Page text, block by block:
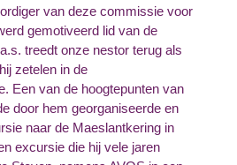
van deze commissie voor
gemotiveerd lid van de
treedt onze nestor terug als
zetelen in de
Een van de hoogtepunten van
door hem georganiseerde en
naar de Maeslantkering in
excursie die hij vele jaren